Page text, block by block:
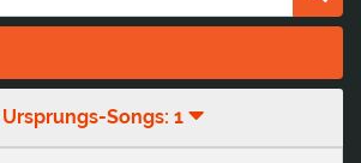
Songs: 1